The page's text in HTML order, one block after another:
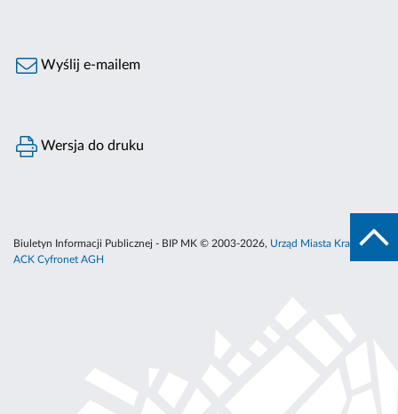
Wyślij e-mailem
Wersja do druku
Biuletyn Informacji Publicznej - BIP MK © 2003-2026, Urząd Miasta Krakowa
ACK Cyfronet AGH